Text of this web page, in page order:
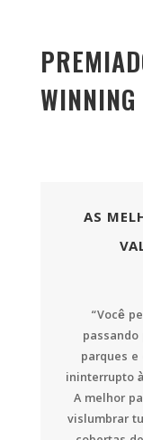
WINNING
AS
“Você
parques
ininterrupto
A melhor
vislumbrar